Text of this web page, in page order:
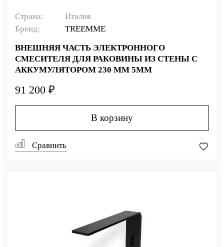
Страна:
Италия
Бренд:
TREEMME
ВНЕШНЯЯ ЧАСТЬ ЭЛЕКТРОННОГО
СМЕСИТЕЛЯ ДЛЯ РАКОВИНЫ ИЗ СТЕНЫ С
АККУМУЛЯТОРОМ 230 ММ 5MM
91 200 ₽
В корзину
Сравнить